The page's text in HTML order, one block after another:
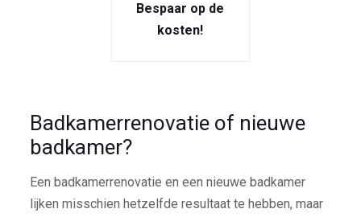
Bespaar op de
kosten!
Badkamerrenovatie of nieuwe
badkamer?
Een badkamerrenovatie en een nieuwe badkamer
lijken misschien hetzelfde resultaat te hebben, maar